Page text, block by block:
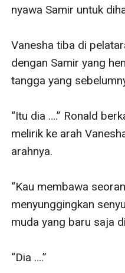
nyawa Samir untuk
Vanesha tiba di
dengan Samir yang
tangga yang
“Itu dia ….” Ronald
melirik ke arah
arahnya.
“Kau membawa
menyunggingkan
muda yang baru saja
“Dia ….”